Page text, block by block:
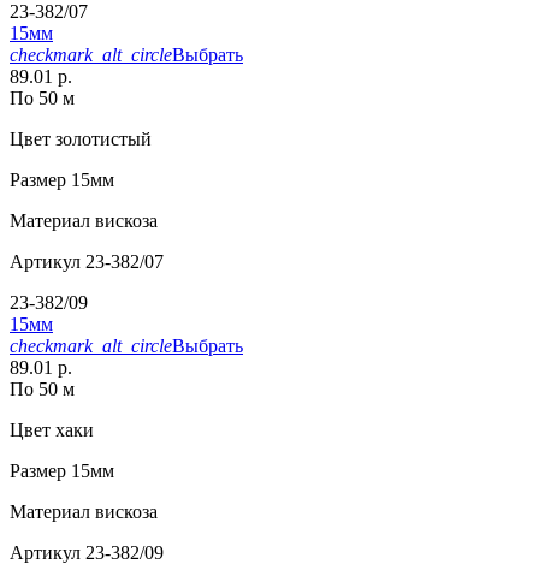
23-382/07
15мм
checkmark_alt_circleВыбрать
89.01 р.
По 50 м
Цвет золотистый
Размер 15мм
Материал вискоза
Артикул 23-382/07
23-382/09
15мм
checkmark_alt_circleВыбрать
89.01 р.
По 50 м
Цвет хаки
Размер 15мм
Материал вискоза
Артикул 23-382/09